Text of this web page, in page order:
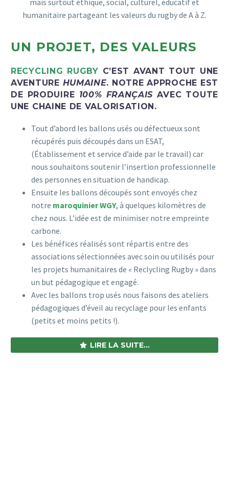
mais surtout éthique, social, culturel, éducatif et
humanitaire partageant les valeurs du rugby de A à Z.
UN PROJET, DES VALEURS
RECYCLING RUGBY C’EST AVANT TOUT UNE
AVENTURE HUMAINE. NOTRE APPROCHE EST
DE PRODUIRE 100% FRANÇAIS AVEC TOUTE
UNE CHAINE DE VALORISATION.
Tout d’abord les ballons usés ou défectueux sont
récupérés puis découpés dans un ESAT,
(Établissement et service d’aide par le travail) car
nous souhaitons soutenir l’insertion professionnelle
des personnes en situation de handicap.
Ensuite les ballons découpés sont envoyés chez
notre maroquinier WGY, à quelques kilomètres de
chez nous. L’idée est de minimiser notre empreinte
carbone.
Les bénéfices réalisés sont répartis entre des
associations sélectionnées avec soin ou utilisés pour
les projets humanitaires de « Reclycling Rugby » dans
un but pédagogique et engagé.
Avec les ballons trop usés nous faisons des ateliers
pédagogiques d’éveil au recyclage pour les enfants
(petits et moins petits !).
LIRE LA SUITE...